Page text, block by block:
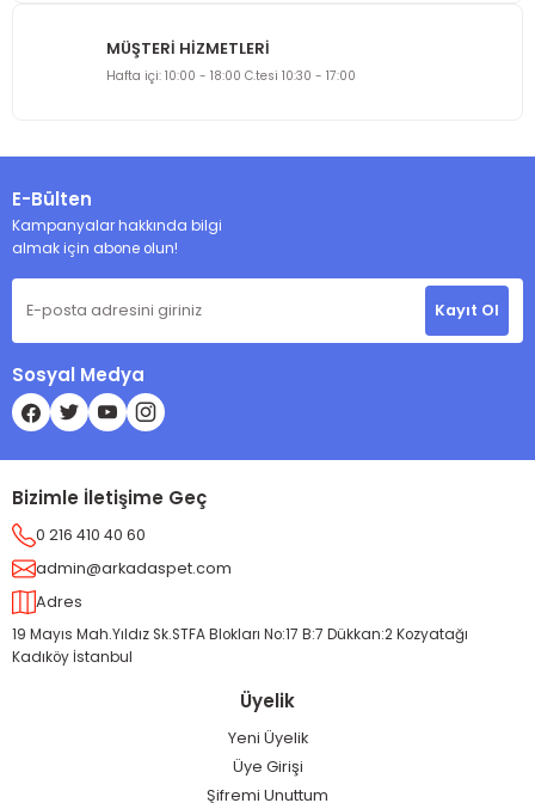
MÜŞTERİ HİZMETLERİ
Hafta içi: 10:00 - 18:00 C.tesi 10:30 - 17:00
E-Bülten
Kampanyalar hakkında bilgi
almak için abone olun!
Kayıt Ol
Sosyal Medya
Bizimle İletişime Geç
0 216 410 40 60
admin@arkadaspet.com
Adres
19 Mayıs Mah.Yıldız Sk.STFA Blokları No:17 B:7 Dükkan:2 Kozyatağı
Kadıköy İstanbul
Üyelik
Yeni Üyelik
Üye Girişi
Şifremi Unuttum